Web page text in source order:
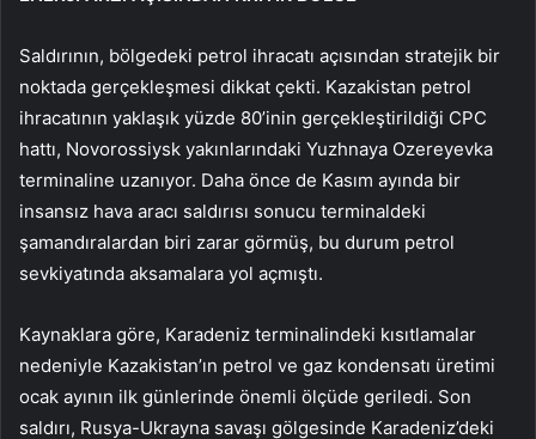
Saldırının, bölgedeki petrol ihracatı açısından stratejik bir
noktada gerçekleşmesi dikkat çekti. Kazakistan petrol
ihracatının yaklaşık yüzde 80’inin gerçekleştirildiği CPC
hattı, Novorossiysk yakınlarındaki Yuzhnaya Ozereyevka
terminaline uzanıyor. Daha önce de Kasım ayında bir
insansız hava aracı saldırısı sonucu terminaldeki
şamandıralardan biri zarar görmüş, bu durum petrol
sevkiyatında aksamalara yol açmıştı.
Kaynaklara göre, Karadeniz terminalindeki kısıtlamalar
nedeniyle Kazakistan’ın petrol ve gaz kondensatı üretimi
ocak ayının ilk günlerinde önemli ölçüde geriledi. Son
saldırı, Rusya-Ukrayna savaşı gölgesinde Karadeniz’deki